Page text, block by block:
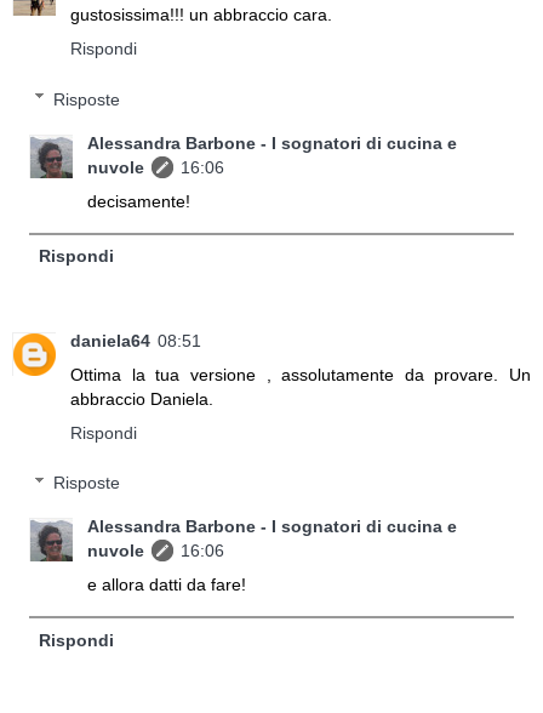
gustosissima!!! un abbraccio cara.
Rispondi
Risposte
Alessandra Barbone - I sognatori di cucina e
nuvole
16:06
decisamente!
Rispondi
daniela64 08:51
Ottima la tua versione , assolutamente da provare. Un
abbraccio Daniela.
Rispondi
Risposte
Alessandra Barbone - I sognatori di cucina e
nuvole
16:06
e allora datti da fare!
Rispondi